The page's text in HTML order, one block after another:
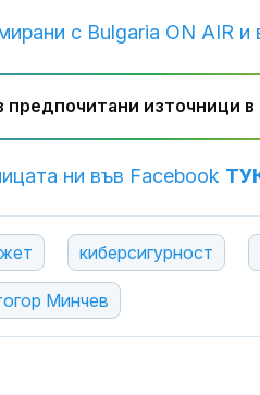
с Bulgaria ON AIR и
предпочитани източници в
ни във Facebook
киберсигурност
Минчев